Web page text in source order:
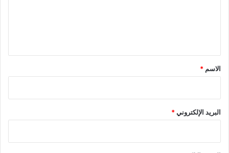
*
الاسم *
البريد الإلكتروني*